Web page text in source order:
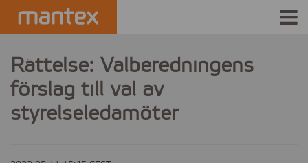
PRODUCTS
HOW IT WORKS
Rättelse: Valberedningens
förslag till val av
styrelseledamöter